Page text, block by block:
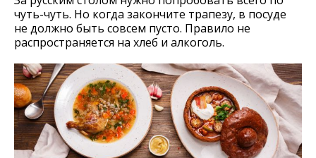
чуть-чуть. Но когда закончите трапезу, в посуде
не должно быть совсем пусто. Правило не
распространяется на хлеб и алкоголь.